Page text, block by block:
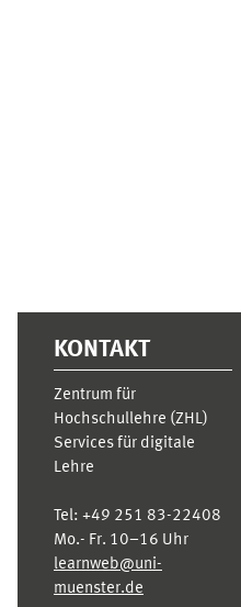
KONTAKT
Zentrum für
Hochschullehre (ZHL)
Services für digitale
Lehre
Tel: +49 251 83-22408
Mo.- Fr. 10–16 Uhr
learnweb@uni-
muenster.de